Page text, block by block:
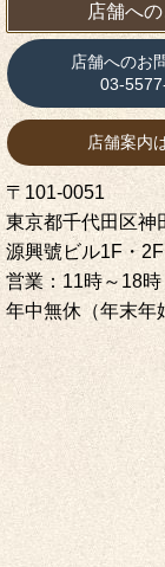
店舗へ
店舗へのお
03-
店舗案内
〒101-0051
東京都千代田区神
源興號ビル1F・2F
営業：11時～18時
年中無休（年末年